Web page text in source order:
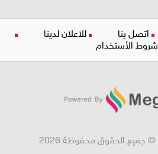
اتصل بنا
للاعلان لدينا
شروط الأستخدام
© جميع الحقوق محفوظة 2026